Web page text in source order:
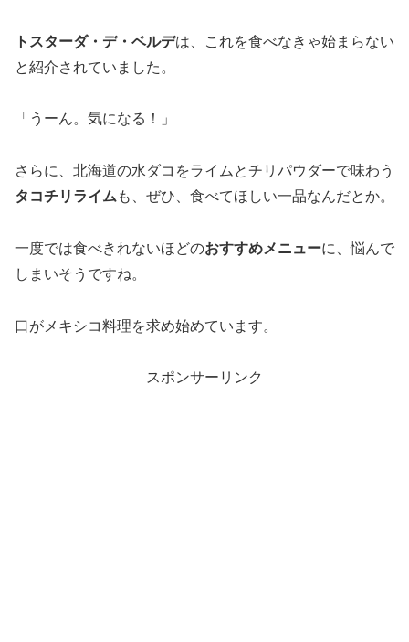
トスターダ・デ・ベルデは、これを食べなきゃ始まらない
と紹介されていました。
「うーん。気になる！」
さらに、北海道の水ダコをライムとチリパウダーで味わう
タコチリライムも、ぜひ、食べてほしい一品なんだとか。
一度では食べきれないほどのおすすめメニューに、悩んで
しまいそうですね。
口がメキシコ料理を求め始めています。
スポンサーリンク